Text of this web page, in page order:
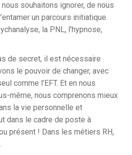
souhaitons ignorer, de nous
un parcours initiatique.
la PNL, l’hypnose,
de secret, il est nécessaire
le pouvoir de changer, avec
comme l’EFT. Et en nous
même, nous comprenons mieux
la vie personnelle et
dans le cadre de poste à
présent ! Dans les métiers RH,